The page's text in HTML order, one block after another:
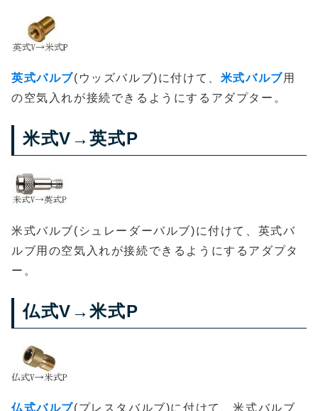
英式バルブ(ウッズバルブ)に付けて、 米式バルブ用
の空気入れが接続できるようにするアダプター。
米式V→英式P
米式バルブ(シュレーダーバルブ)に付けて、英式バ
ルブ用の空気入れが接続できるようにするアダプタ
ー。
仏式V→米式P
仏式バルブ(プレスタバルブ)に付けて、米式バルブ